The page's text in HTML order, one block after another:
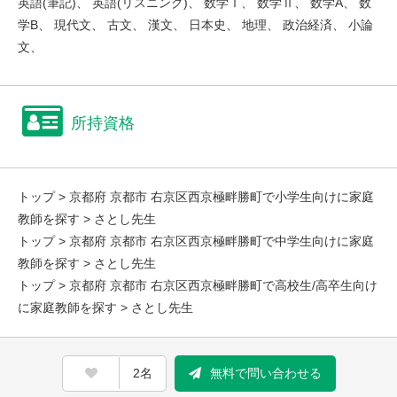
学B、 現代文、 古文、 漢文、 日本史、 地理、 政治経済、 小論
文、
所持資格
トップ> 京都府 京都市 右京区西京極畔勝町で小学生向けに家庭
教師を探す > さとし先生
トップ> 京都府 京都市 右京区西京極畔勝町で中学生向けに家庭
教師を探す > さとし先生
トップ> 京都府 京都市 右京区西京極畔勝町で高校生/高卒生向け
に家庭教師を探す > さとし先生
2名 無料で問い合わせる